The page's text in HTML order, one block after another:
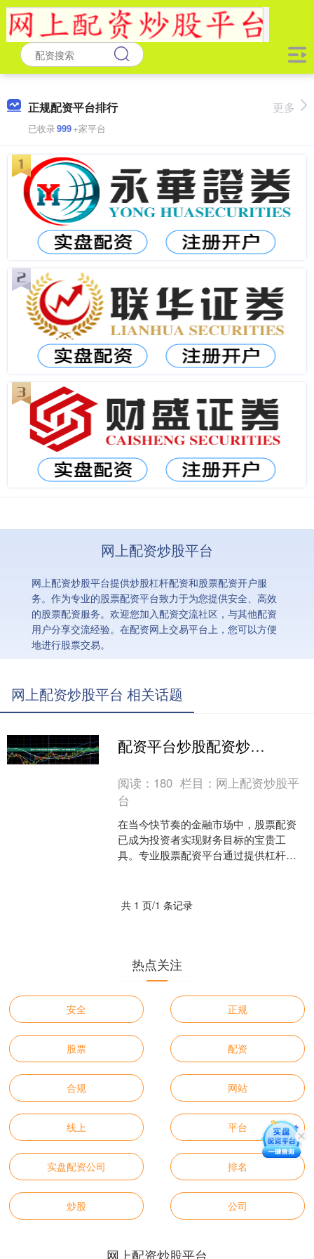
正规配资平台排行
已收录999+家平台
更多
网上配资炒股平台
网上配资炒股平台提供炒股杠杆配资和股票配资开户服
务。作为专业的股票配资平台致力于为您提供安全、高效
的股票配资服务。欢迎您加入配资交流社区，与其他配资
用户分享交流经验。在配资网上交易平台上，您可以方便
地进行股票交易。
网上配资炒股平台 相关话题
配资平台炒股配资炒股 专业股票配资平台：助力您的投资之旅
阅读： 180 栏目： 网上配资炒股平
台
在当今快节奏的金融市场中，股票配资
已成为投资者实现财务目标的宝贵工
具。专业股票配资平台通过提供杠杆资
共 1 页/1 条记录
热点关注
安全 正规
股票 配资
合规 网站
线上 平台
实盘配资公司 排名
炒股 公司
网上配资炒股平台